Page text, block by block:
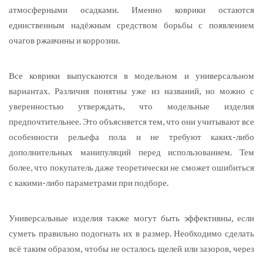
атмосферными осадками. Именно коврики остаются
единственным надёжным средством борьбы с появлением
очагов ржавчины и коррозии.
Все коврики выпускаются в модельном и универсальном
вариантах. Различия понятны уже из названий, но можно с
уверенностью утверждать, что модельные изделия
предпочтительнее. Это объясняется тем, что они учитывают все
особенности рельефа пола и не требуют каких-либо
дополнительных манипуляций перед использованием. Тем
более, что покупатель даже теоретически не сможет ошибиться
с какими-либо параметрами при подборе.
Универсальные изделия также могут быть эффективны, если
суметь правильно подогнать их в размер. Необходимо сделать
всё таким образом, чтобы не осталось щелей или зазоров, через